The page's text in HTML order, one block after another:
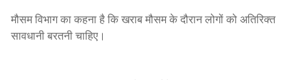
मौसम विभाग का कहना है कि खराब मौसम के दौरान लोगों को अतिरिक्त
सावधानी बरतनी चाहिए।